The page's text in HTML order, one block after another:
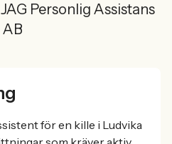
Personlig Assistans
AB
för en kille i Ludvika